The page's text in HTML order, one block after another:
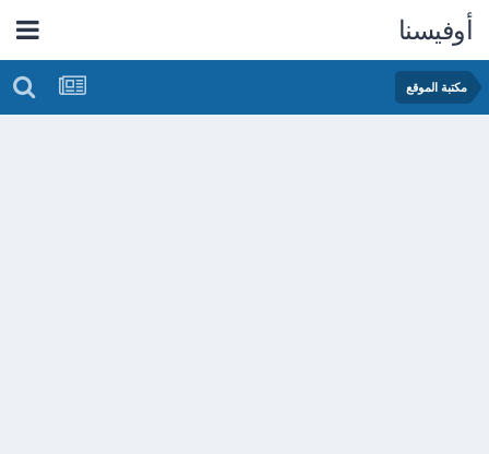
أوفيسنا
مكتبة الموقع